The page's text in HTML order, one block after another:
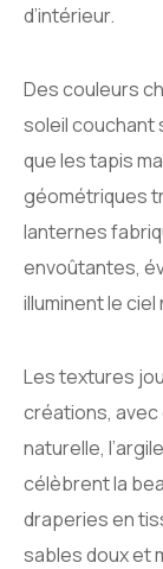
d’intérieur.
Des couleurs
soleil couchant
que les tapis
géométriques
lanternes
envoûtantes,
illuminent le
Les textures
créations, avec
naturelle,
célèbrent la
draperies en
sables doux et